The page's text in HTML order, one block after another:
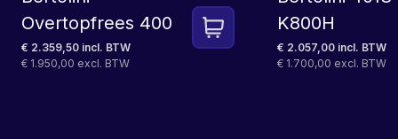
Overtopfrees 400
€ 2.359,50 incl. BTW
€ 1.950,00 excl. BTW
K800H
€ 2.057,00 incl. BTW
€ 1.700,00 excl. BTW